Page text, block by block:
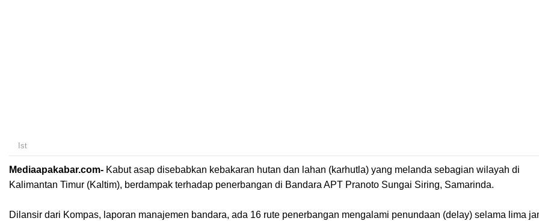
Ist
Mediaapakabar.com- Kabut asap disebabkan kebakaran hutan dan lahan (karhutla) yang melanda sebagian wilayah di
Kalimantan Timur (Kaltim), berdampak terhadap penerbangan di Bandara APT Pranoto Sungai Siring, Samarinda.
Dilansir dari Kompas, laporan manajemen bandara, ada 16 rute penerbangan mengalami penundaan (delay) selama lima